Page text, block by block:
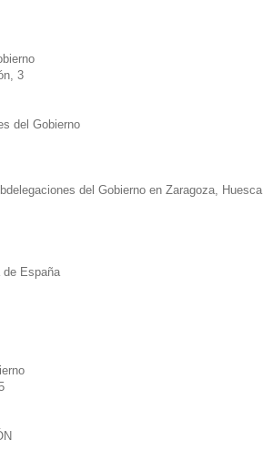
3
del Gobierno
del Gobierno en Zaragoza, Huesca
España